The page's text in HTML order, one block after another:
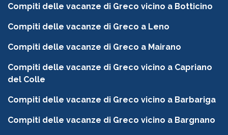
Compiti delle vacanze di Greco vicino a Botticino
Compiti delle vacanze di Greco a Leno
Compiti delle vacanze di Greco a Mairano
Compiti delle vacanze di Greco vicino a Capriano
del Colle
Compiti delle vacanze di Greco vicino a Barbariga
Compiti delle vacanze di Greco vicino a Bargnano